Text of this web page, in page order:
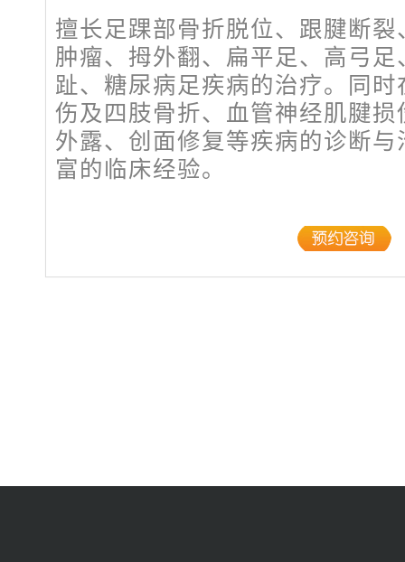
擅长足踝部骨折脱位、跟腱断
肿瘤、拇外翻、扁平足、高弓
趾、糖尿病足疾病的治疗。同
伤及四肢骨折、血管神经肌腱
外露、创面修复等疾病的诊断
富的临床经验。